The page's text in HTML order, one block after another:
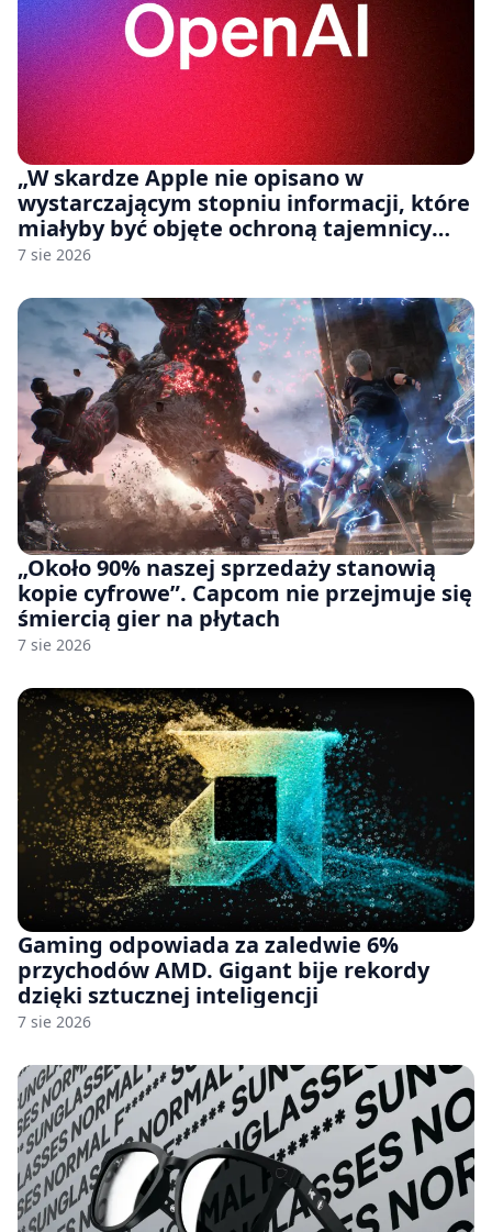
„W skardze Apple nie opisano w
wystarczającym stopniu informacji, które
miałyby być objęte ochroną tajemnicy
handlowej”. OpenAI żąda odrzucenia
7 sie 2026
„Około 90% naszej sprzedaży stanowią
kopie cyfrowe”. Capcom nie przejmuje się
śmiercią gier na płytach
7 sie 2026
Gaming odpowiada za zaledwie 6%
przychodów AMD. Gigant bije rekordy
dzięki sztucznej inteligencji
7 sie 2026